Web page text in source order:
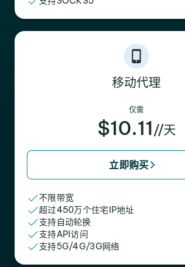
移动代理
仅需
$10.11 //天
立即购买
不限带宽
超过450万个住宅IP地址
支持自动轮换
支持API访问
支持5G/4G/3G网络